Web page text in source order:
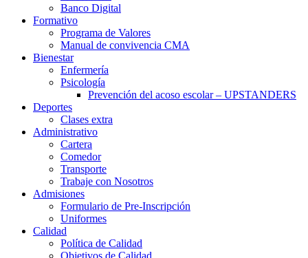
Banco Digital
Formativo
Programa de Valores
Manual de convivencia CMA
Bienestar
Enfermería
Psicología
Prevención del acoso escolar – UPSTANDERS
Deportes
Clases extra
Administrativo
Cartera
Comedor
Transporte
Trabaje con Nosotros
Admisiones
Formulario de Pre-Inscripción
Uniformes
Calidad
Política de Calidad
Objetivos de Calidad